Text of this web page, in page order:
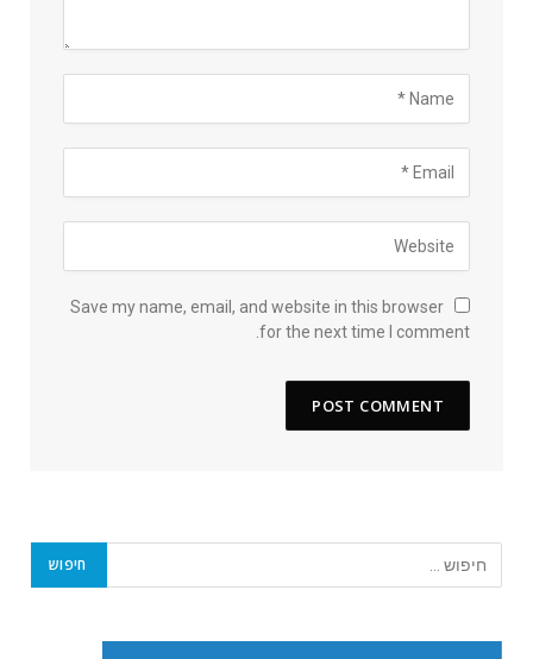
Save my name, email, and website in this browser
for the next time I comment.